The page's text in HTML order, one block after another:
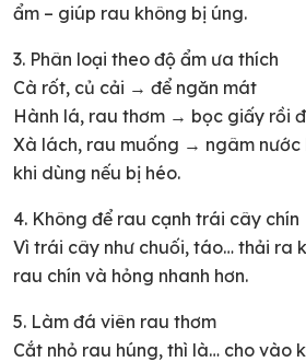
ẩm – giúp rau không bị úng.
3. Phân loại theo độ ẩm ưa thích
Cà rốt, củ cải → để ngăn mát
Hành lá, rau thơm → bọc giấy rồi
Xà lách, rau muống → ngâm nước
khi dùng nếu bị héo.
4. Không để rau cạnh trái cây chín
Vì trái cây như chuối, táo… thải ra
rau chín và hỏng nhanh hơn.
5. Làm đá viên rau thơm
Cắt nhỏ rau húng, thì là… cho vào